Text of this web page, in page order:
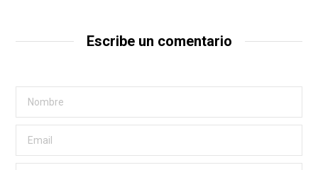
Escribe un comentario